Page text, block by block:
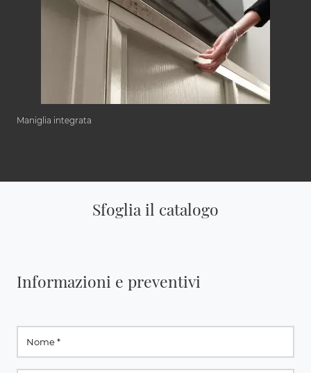
Maniglia integrata
Sfoglia il catalogo
Informazioni e preventivi